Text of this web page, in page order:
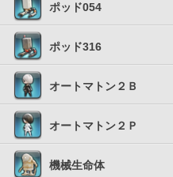
ポッド054
ポッド316
オートマトン２Ｂ
オートマトン２Ｐ
機械生命体